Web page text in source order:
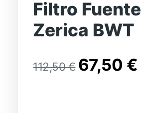
Filtro Fuente
Zerica BWT
112,50€ 67,50 €